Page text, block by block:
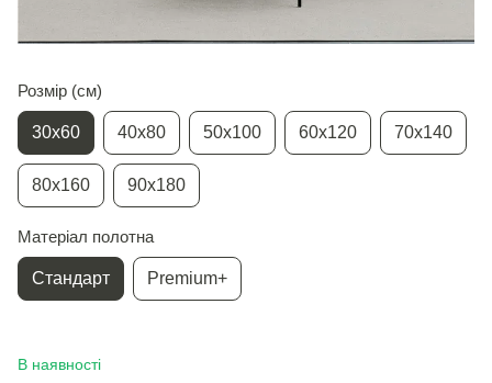
Розмір (см)
30х60 40х80 50х100 60х120 70х140
80х160 90х180
Матеріал полотна
Стандарт Premium+
В наявності